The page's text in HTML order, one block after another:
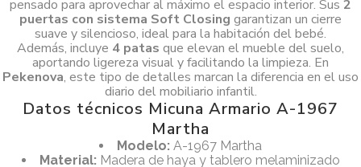
pensado para aprovechar al máximo el espacio interior. Sus 2
puertas con sistema Soft Closing garantizan un cierre
suave y silencioso, ideal para la habitación del bebé.
Además, incluye 4 patas que elevan el mueble del suelo,
aportando ligereza visual y facilitando la limpieza. En
Pekenova, este tipo de detalles marcan la diferencia en el uso
diario del mobiliario infantil.
Datos técnicos Micuna Armario A-1967
Martha
Modelo: A-1967 Martha
Material:Madera de haya y tablero melaminizado